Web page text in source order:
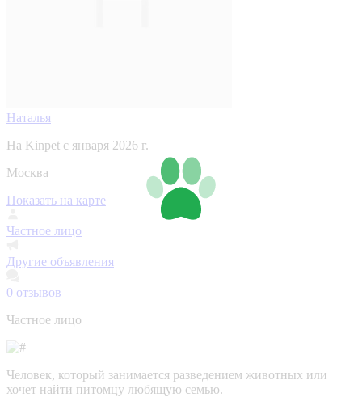
Наталья
На Kinpet c января 2026 г.
Москва
Показать на карте
Частное лицо
Другие объявления
0 отзывов
Частное лицо
Человек, который занимается разведением животных или
хочет найти питомцу любящую семью.